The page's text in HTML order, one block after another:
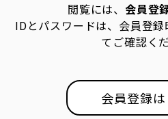
閲覧には、 会員登
IDとパスワードは、会員登
てご確認く
会員登録